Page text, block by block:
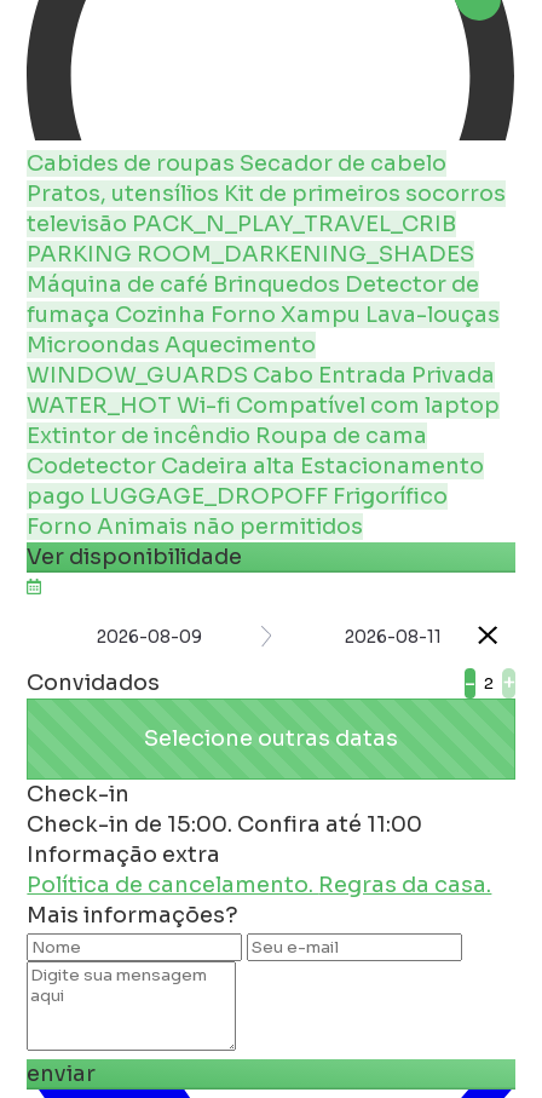
Cabides de roupas Secador de cabelo
Pratos, utensílios Kit de primeiros socorros
televisão PACK_N_PLAY_TRAVEL_CRIB
PARKING ROOM_DARKENING_SHADES
Máquina de café Brinquedos Detector de
fumaça Cozinha FornoXampu Lava-louças
MicroondasAquecimento
WINDOW_GUARDS Cabo Entrada Privada
WATER_HOTWi-fi Compatível com laptop
Extintor de incêndio Roupa de cama
Codetector Cadeira alta Estacionamento
pago LUGGAGE_DROPOFF Frigorífico
FornoAnimais não permitidos
Ver disponibilidade
2026-08-09 2026-08-11
Convidados - +
Selecione outras datas
Check-in
Check-in de 15:00. Confira até 11:00
Informação extra
Política de cancelamento. Regras da casa.
Mais informações?
enviar